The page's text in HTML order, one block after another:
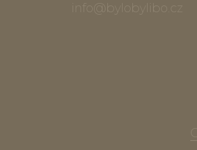
info@bylobylibo.cz